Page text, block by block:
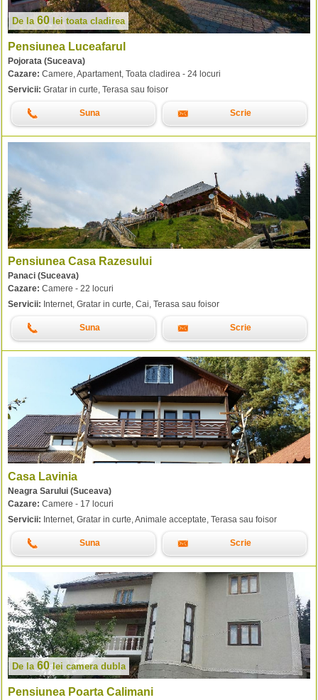
De la 60 leitoata cladirea
Pensiunea Luceafarul
Pojorata (Suceava)
Cazare: Camere, Apartament, Toata cladirea - 24 locuri
Servicii: Gratar in curte, Terasa sau foisor
Suna Scrie
Pensiunea Casa Razesului
Panaci (Suceava)
Cazare: Camere - 22 locuri
Servicii: Internet, Gratar in curte, Cai, Terasa sau foisor
Suna Scrie
Casa Lavinia
Neagra Sarului (Suceava)
Cazare: Camere - 17 locuri
Servicii: Internet, Gratar in curte, Animale acceptate, Terasa sau foisor
Suna Scrie
De la 60lei camera dubla
Pensiunea Poarta Calimani